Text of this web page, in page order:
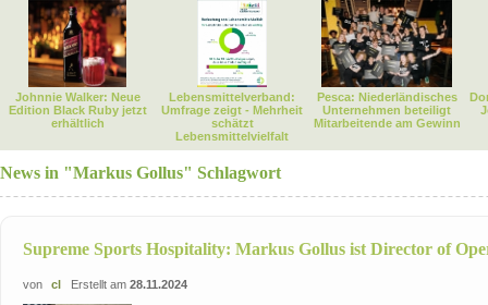
Johnnie Walker: Neue
Edition Black Ruby jetzt
erhältlich
Lebensmittelverband:
Umfrage zeigt - Mehrheit
schätzt
Lebensmittelvielfalt
Pesca: Niederländisches
Unternehmen beteiligt
Mitarbeitende am Gewinn
News in "Markus Gollus" Schlagwort
Supreme Sports Hospitality: Markus Gollus ist Director of
von cl Erstellt am 28.11.2024